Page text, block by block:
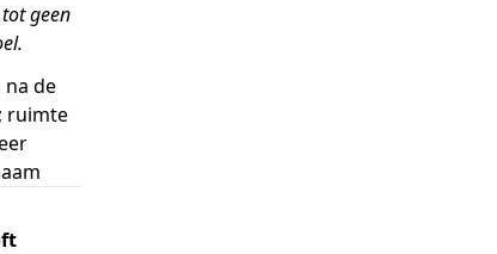
geen
na de
ruimte